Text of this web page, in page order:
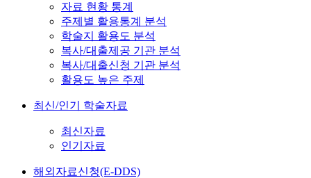
자료 현황 통계
주제별 활용통계 분석
학술지 활용도 분석
복사/대출제공 기관 분석
복사/대출신청 기관 분석
활용도 높은 주제
최신/인기 학술자료
최신자료
인기자료
해외자료신청(E-DDS)